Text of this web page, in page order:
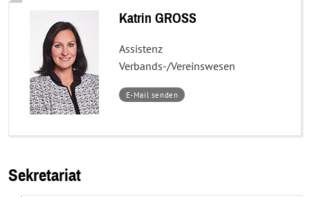
Katrin GROSS
Assistenz
Verbands-/Vereinswesen
E-Mail senden–
Katrin
Sekretariat